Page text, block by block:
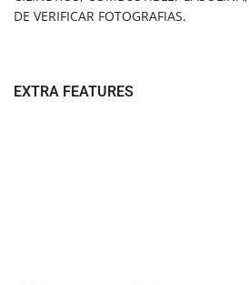
DE VERIFICAR FOTOGRAFIAS.
EXTRA FEATURES